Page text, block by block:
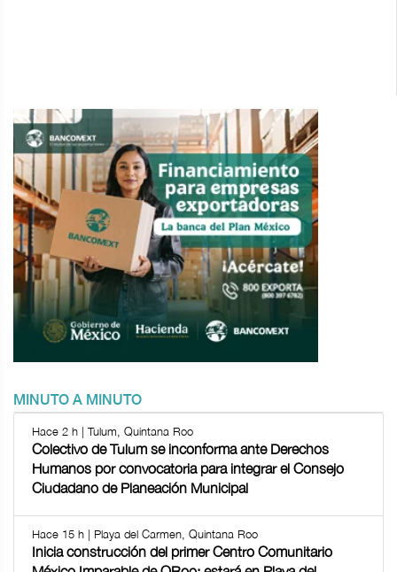
MINUTO A MINUTO
Hace 2 h | Tulum, Quintana Roo
Colectivo de Tulum se inconforma ante Derechos
Humanos por convocatoria para integrar el Consejo
Ciudadano de Planeación Municipal
Hace 15 h | Playa del Carmen, Quintana Roo
Inicia construcción del primer Centro Comunitario